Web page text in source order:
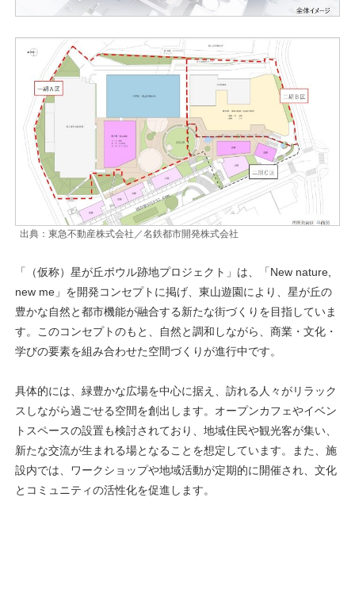
出典：東急不動産株式会社／名鉄都市開発株式会社
「（仮称）星が丘ボウル跡地プロジェクト」は、「New nature,
new me」を開発コンセプトに掲げ、東山遊園により、星が丘の
豊かな自然と都市機能が融合する新たな街づくりを目指していま
す。このコンセプトのもと、自然と調和しながら、商業・文化・
学びの要素を組み合わせた空間づくりが進行中です。
具体的には、緑豊かな広場を中心に据え、訪れる人々がリラック
スしながら過ごせる空間を創出します。オープンカフェやイベン
トスペースの設置も検討されており、地域住民や観光客が集い、
新たな交流が生まれる場となることを想定しています。また、施
設内では、ワークショップや地域活動が定期的に開催され、文化
とコミュニティの活性化を促進します。